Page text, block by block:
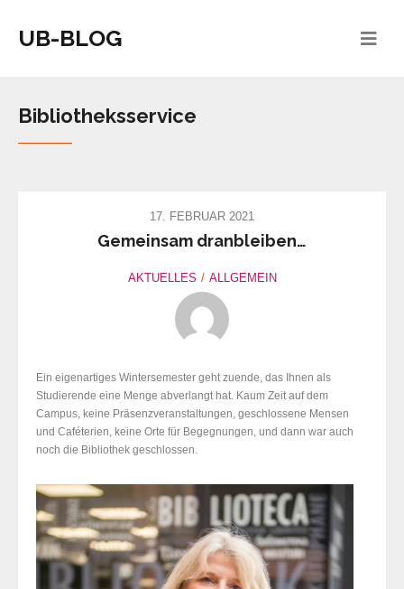
UB-BLOG
Bibliotheksservice
17. FEBRUAR 2021
Gemeinsam dranbleiben…
AKTUELLES ALLGEMEIN
Ein eigenartiges Wintersemester geht zuende, das Ihnen als
Studierende eine Menge abverlangt hat. Kaum Zeit auf dem
Campus, keine Präsenzveranstaltungen, geschlossene Mensen
und Caféterien, keine Orte für Begegnungen, und dann war auch
noch die Bibliothek geschlossen.